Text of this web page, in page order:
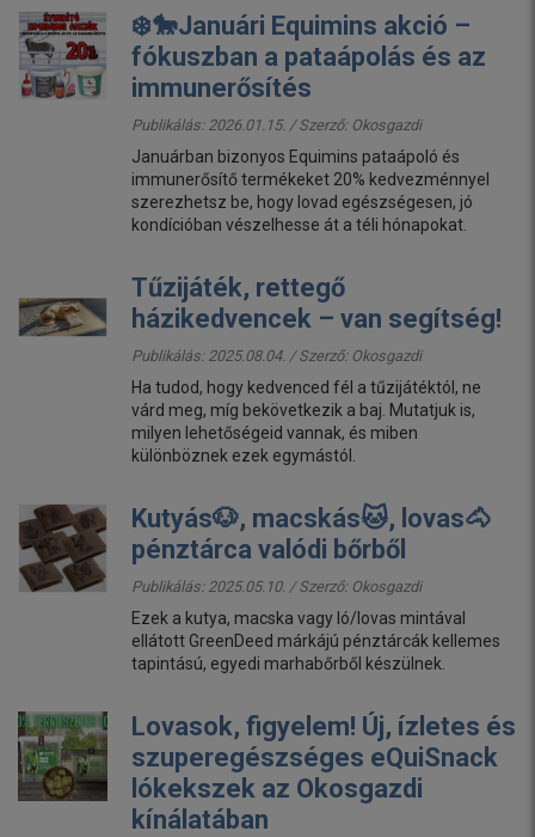
❄️🐎Januári Equimins akció –
fókuszban a pataápolás és az
immunerősítés
Publikálás: 2026.01.15. / Szerző: Okosgazdi
Januárban bizonyos Equimins pataápoló és
immunerősítő termékeket 20% kedvezménnyel
szerezhetsz be, hogy lovad egészségesen, jó
kondícióban vészelhesse át a téli hónapokat.
Tűzijáték, rettegő
házikedvencek – van segítség!
Publikálás: 2025.08.04. / Szerző: Okosgazdi
Ha tudod, hogy kedvenced fél a tűzijátéktól, ne
várd meg, míg bekövetkezik a baj. Mutatjuk is,
milyen lehetőségeid vannak, és miben
különböznek ezek egymástól.
Kutyás🐶, macskás🐱, lovas🐴
pénztárca valódi bőrből
Publikálás: 2025.05.10. / Szerző: Okosgazdi
Ezek a kutya, macska vagy ló/lovas mintával
ellátott GreenDeed márkájú pénztárcák kellemes
tapintású, egyedi marhabőrből készülnek.
Lovasok, figyelem! Új, ízletes és
szuperegészséges eQuiSnack
lókekszek az Okosgazdi
kínálatában